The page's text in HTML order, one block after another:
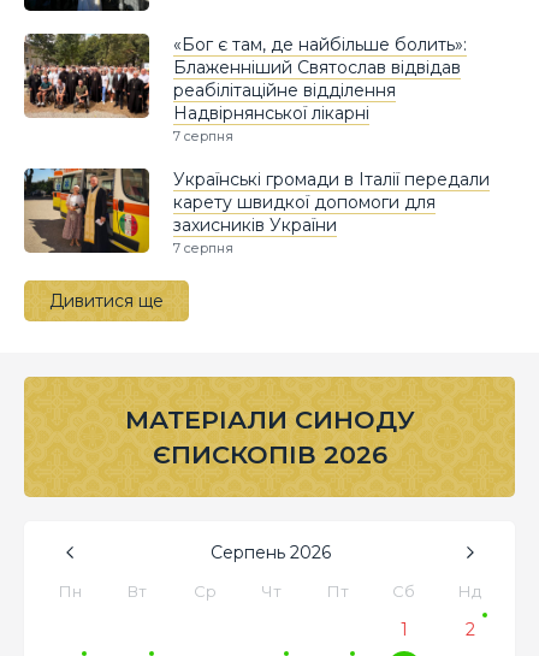
«Бог є там, де найбільше болить»:
Блаженніший Святослав відвідав
реабілітаційне відділення
Надвірнянської лікарні
7 серпня
Українські громади в Італії передали
карету швидкої допомоги для
захисників України
7 серпня
Дивитися ще
МАТЕРІАЛИ СИНОДУ
ЄПИСКОПІВ 2026
Серпень 2026
Пн Вт Ср Чт Пт Сб Нд
1
2